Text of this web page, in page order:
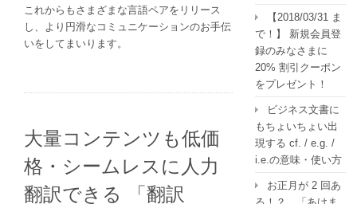
これからもさまざまな言語ペアをリリース
し、より円滑なコミュニケーションのお手伝
いをしてまいります。
大量コンテンツも低価
格・シームレスに人力
翻訳できる 「翻訳
【2018/03/31 ま
で！】 新規会員登
録のみなさまに
20% 割引クーポン
をプレゼント！
ビジネス文書に
もちょいちょい出
現する cf. / e.g. /
i.e.の意味・使い方
お正月が 2 回あ